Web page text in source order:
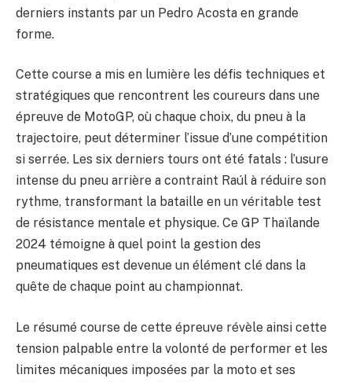
derniers instants par un Pedro Acosta en grande
forme.
Cette course a mis en lumière les défis techniques et
stratégiques que rencontrent les coureurs dans une
épreuve de MotoGP, où chaque choix, du pneu à la
trajectoire, peut déterminer l’issue d’une compétition
si serrée. Les six derniers tours ont été fatals : l’usure
intense du pneu arrière a contraint Raúl à réduire son
rythme, transformant la bataille en un véritable test
de résistance mentale et physique. Ce GP Thaïlande
2024 témoigne à quel point la gestion des
pneumatiques est devenue un élément clé dans la
quête de chaque point au championnat.
Le résumé course de cette épreuve révèle ainsi cette
tension palpable entre la volonté de performer et les
limites mécaniques imposées par la moto et ses